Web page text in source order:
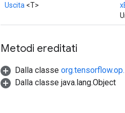
Uscita <T>
Metodi ereditati
Dalla classe
Dalla classe java.lang.Object